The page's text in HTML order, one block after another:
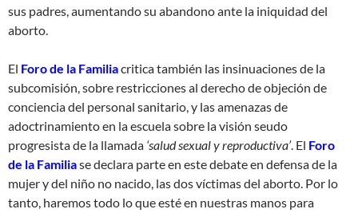
sus padres, aumentando su abandono ante la iniquidad del
aborto.
El Foro de la Familiacritica también las insinuaciones de la
subcomisión, sobre restricciones al derecho de objeción de
conciencia del personal sanitario, y las amenazas de
adoctrinamiento en la escuela sobre la visión seudo
progresista de la llamada ‘salud sexual y reproductiva’. El Foro
de la Familiase declara parte en este debate en defensa de la
mujer y del niño no nacido, las dos víctimas del aborto. Por lo
tanto, haremos todo lo que esté en nuestras manos para